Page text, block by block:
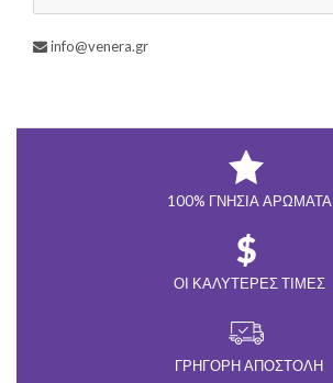
info@venera.gr
100% ΓΝΉΣΙΑ ΑΡΏΜΑΤΑ
ΟΙ ΚΑΛΎΤΕΡΕΣ ΤΙΜΈΣ
ΓΡΉΓΟΡΗ ΑΠΟΣΤΟΛΉ